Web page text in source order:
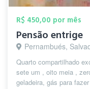
R$ 450,00 por mês
Pensão entrige
Pernambués,
Quarto compartilhado
sete um , oito meia ,
geladeira, gás para